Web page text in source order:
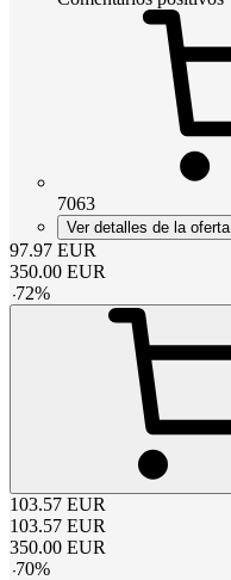
7063
Ver detalles de la oferta
97.97 EUR
350.00 EUR
-72%
103.57 EUR
103.57 EUR
350.00 EUR
-70%